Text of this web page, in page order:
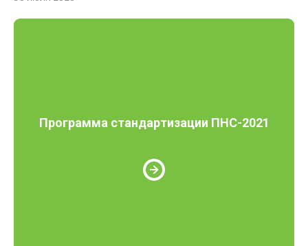
Программа стандартизации ПНС-2021